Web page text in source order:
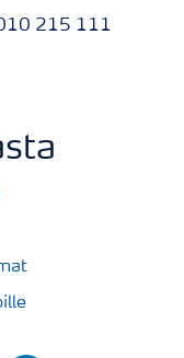
010 215 111